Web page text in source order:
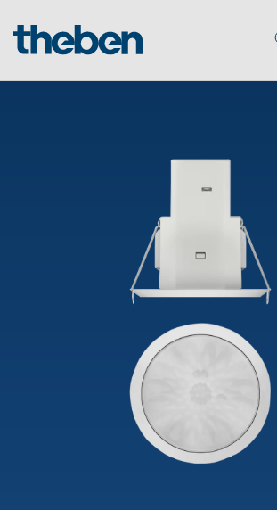
Smart Home
Närvaro- och rörelsedetektor
LED strålkastare
Tid- och ljusstyrning
OEM lösningar
DALI-2 Beslysningsstyrning
KNX-system
DALI-2 ljusstyrning
Närvaro- och rörelsedetektorer
Mediacenter
Kataloger och broschyrer